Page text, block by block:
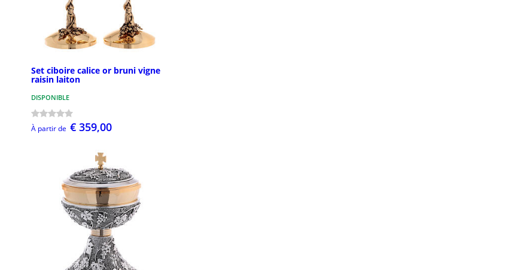
Set ciboire calice or bruni vigne
raisin laiton
DISPONIBLE
À partir de € 359,00